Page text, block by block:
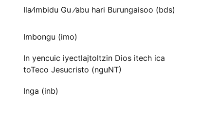
Ila⁄imbidu Gu ⁄abu hari Burungaisoo (bds)
Imbongu (imo)
In yencuic iyectlajtoltzin Dios itech ica
toTeco Jesucristo (nguNT)
Inga (inb)